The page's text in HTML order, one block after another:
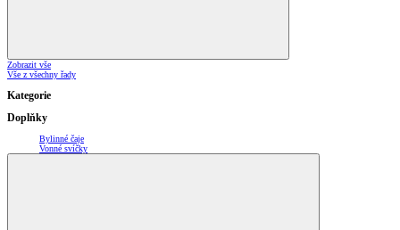
Zobrazit vše
Vše z všechny řady
Kategorie
Doplňky
Bylinné čaje
Vonné svíčky